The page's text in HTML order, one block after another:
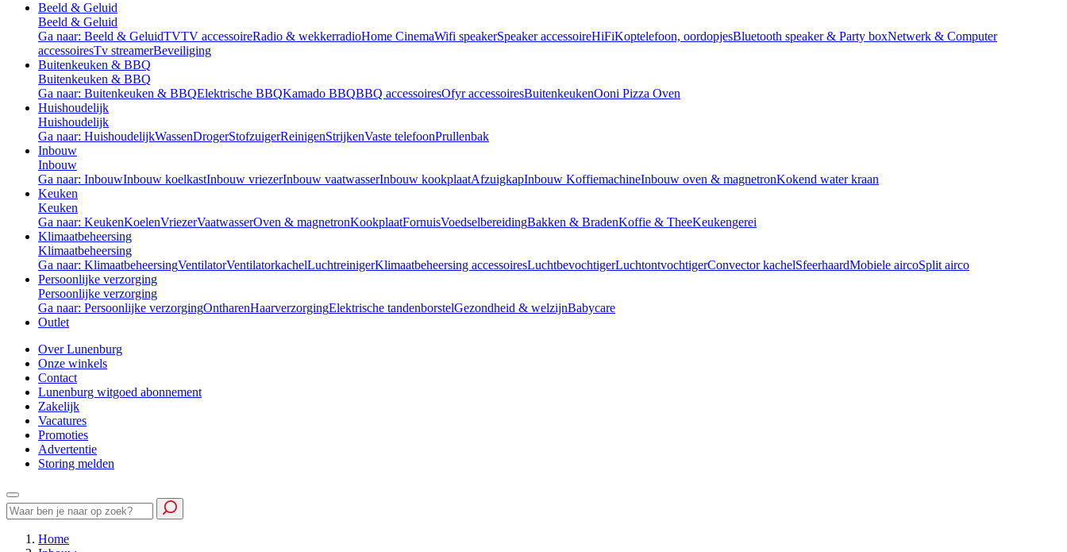
Beeld & Geluid
Beeld & Geluid
Ga naar: Beeld & GeluidTVTV accessoireRadio & wekkerradioHome CinemaWifi speakerSpeaker accessoireHiFiKoptelefoon, oordopjesBluetooth speaker & Party boxNetwerk & Computer
accessoiresTv streamerBeveiliging
Buitenkeuken & BBQ
Buitenkeuken & BBQ
Ga naar: Buitenkeuken & BBQElektrische BBQKamado BBQBBQ accessoiresOfyr accessoiresBuitenkeukenOoni Pizza Oven
Huishoudelijk
Huishoudelijk
Ga naar: HuishoudelijkWassenDrogerStofzuigerReinigenStrijkenVaste telefoonPrullenbak
Inbouw
Inbouw
Ga naar: InbouwInbouw koelkastInbouw vriezerInbouw vaatwasserInbouw kookplaatAfzuigkapInbouw KoffiemachineInbouw oven & magnetronKokend water kraan
Keuken
Keuken
Ga naar: KeukenKoelenVriezerVaatwasserOven & magnetronKookplaatFornuisVoedselbereidingBakken & BradenKoffie & TheeKeukengerei
Klimaatbeheersing
Klimaatbeheersing
Ga naar: KlimaatbeheersingVentilatorVentilatorkachelLuchtreinigerKlimaatbeheersing accessoiresLuchtbevochtigerLuchtontvochtigerConvector kachelSfeerhaardMobiele aircoSplit airco
Persoonlijke verzorging
Persoonlijke verzorging
Ga naar: Persoonlijke verzorgingOntharenHaarverzorgingElektrische tandenborstelGezondheid & welzijnBabycare
Outlet
Over Lunenburg
Onze winkels
Contact
Lunenburg witgoed abonnement
Zakelijk
Vacatures
Promoties
Advertentie
Storing melden
Home